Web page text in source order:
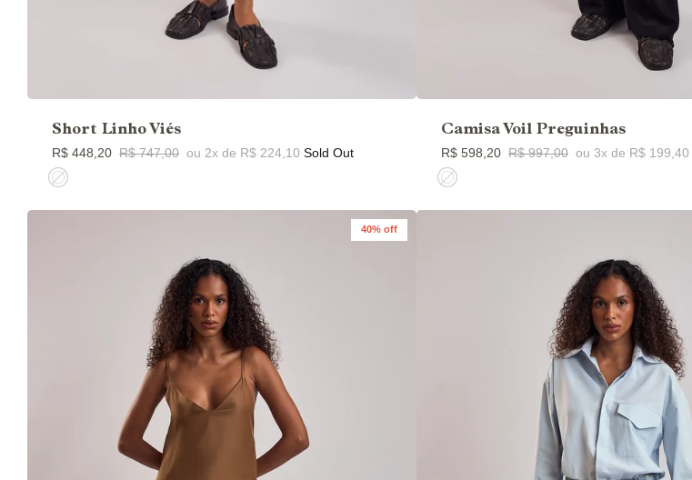
Short Linho Viés
R$ 448,20 R$ 747,00 ou 2x de R$ 224,10 Sold Out
Camisa Voil Preguinhas
R$ 598,20 R$ 997,00 ou 3x de R$ 199,40
40% off